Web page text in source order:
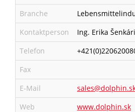
Branche
Kontaktperson
Ing. Erika
Telefon
Fax
E-Mail
Web
www.dolphin.sk